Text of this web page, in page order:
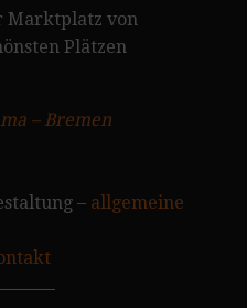
Marktplatz von
Plätzen
– Bremen
– allgemeine